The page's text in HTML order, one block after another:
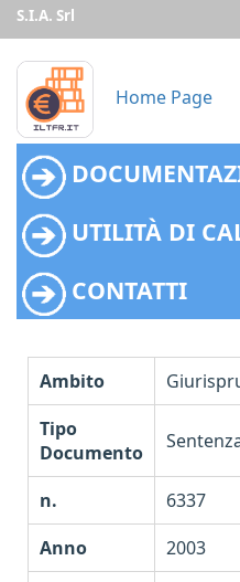
S.I.A. Srl
Home Page
UTILITÀ DI
CONTATTI
Ambito
Tipo
Documento
n.
6337
Anno
2003